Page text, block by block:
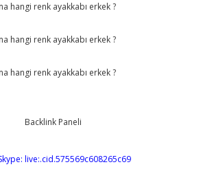
hangi renk ayakkabı erkek ?
hangi renk ayakkabı erkek ?
hangi renk ayakkabı erkek ?
live:.cid.575569c608265c69